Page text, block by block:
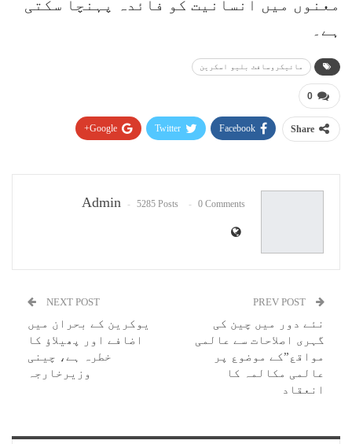
معنوں میں انسانیت کو فائدہ پہنچا سکتی
ہے۔
مائیکروسافٹ بلیو اسکرین
0
Share
Facebook
Twitter
Google+
Admin 5285 Posts 0 Comments
نئے دور میں چین کی
گہری اصلاحات سے عالمی
مواقع”کے موضوع پر
عالمی مکالمہ کا
انعقاد
NEXT POST
یوکرین کے بحران میں
اضافے اور پھیلاؤ کا
خطرہ ہے، چینی
وزیرخارجہ